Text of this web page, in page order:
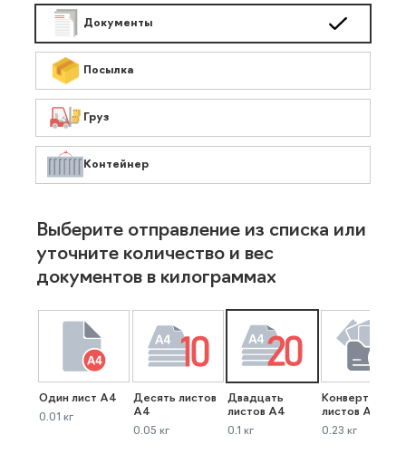
Документы
Посылка
Груз
Контейнер
Выберите отправление из списка или
уточните количество и вес
документов в килограммах
Один лист А4
0.01 кг
Десять листов
А4
0.05 кг
Двадцать
листов А4
0.1 кг
Конверт до 40
листов А4
0.23 кг